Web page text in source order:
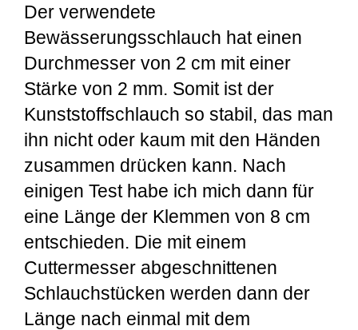
Der verwendete
Bewässerungsschlauch hat einen
Durchmesser von 2 cm mit einer
Stärke von 2 mm. Somit ist der
Kunststoffschlauch so stabil, das man
ihn nicht oder kaum mit den Händen
zusammen drücken kann. Nach
einigen Test habe ich mich dann für
eine Länge der Klemmen von 8 cm
entschieden. Die mit einem
Cuttermesser abgeschnittenen
Schlauchstücken werden dann der
Länge nach einmal mit dem